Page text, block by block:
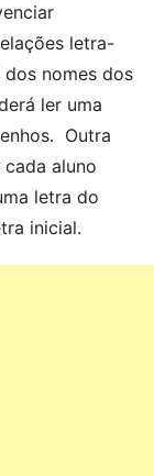
letra-
nomes dos
ler uma
Outra
aluno
letra do
inicial.